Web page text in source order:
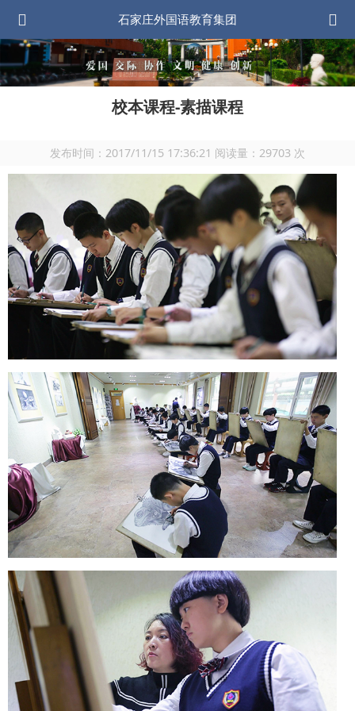
石家庄外国语教育集团
校本课程-素描课程
发布时间： 2017/11/15 17:36:21 阅读量： 29703 次